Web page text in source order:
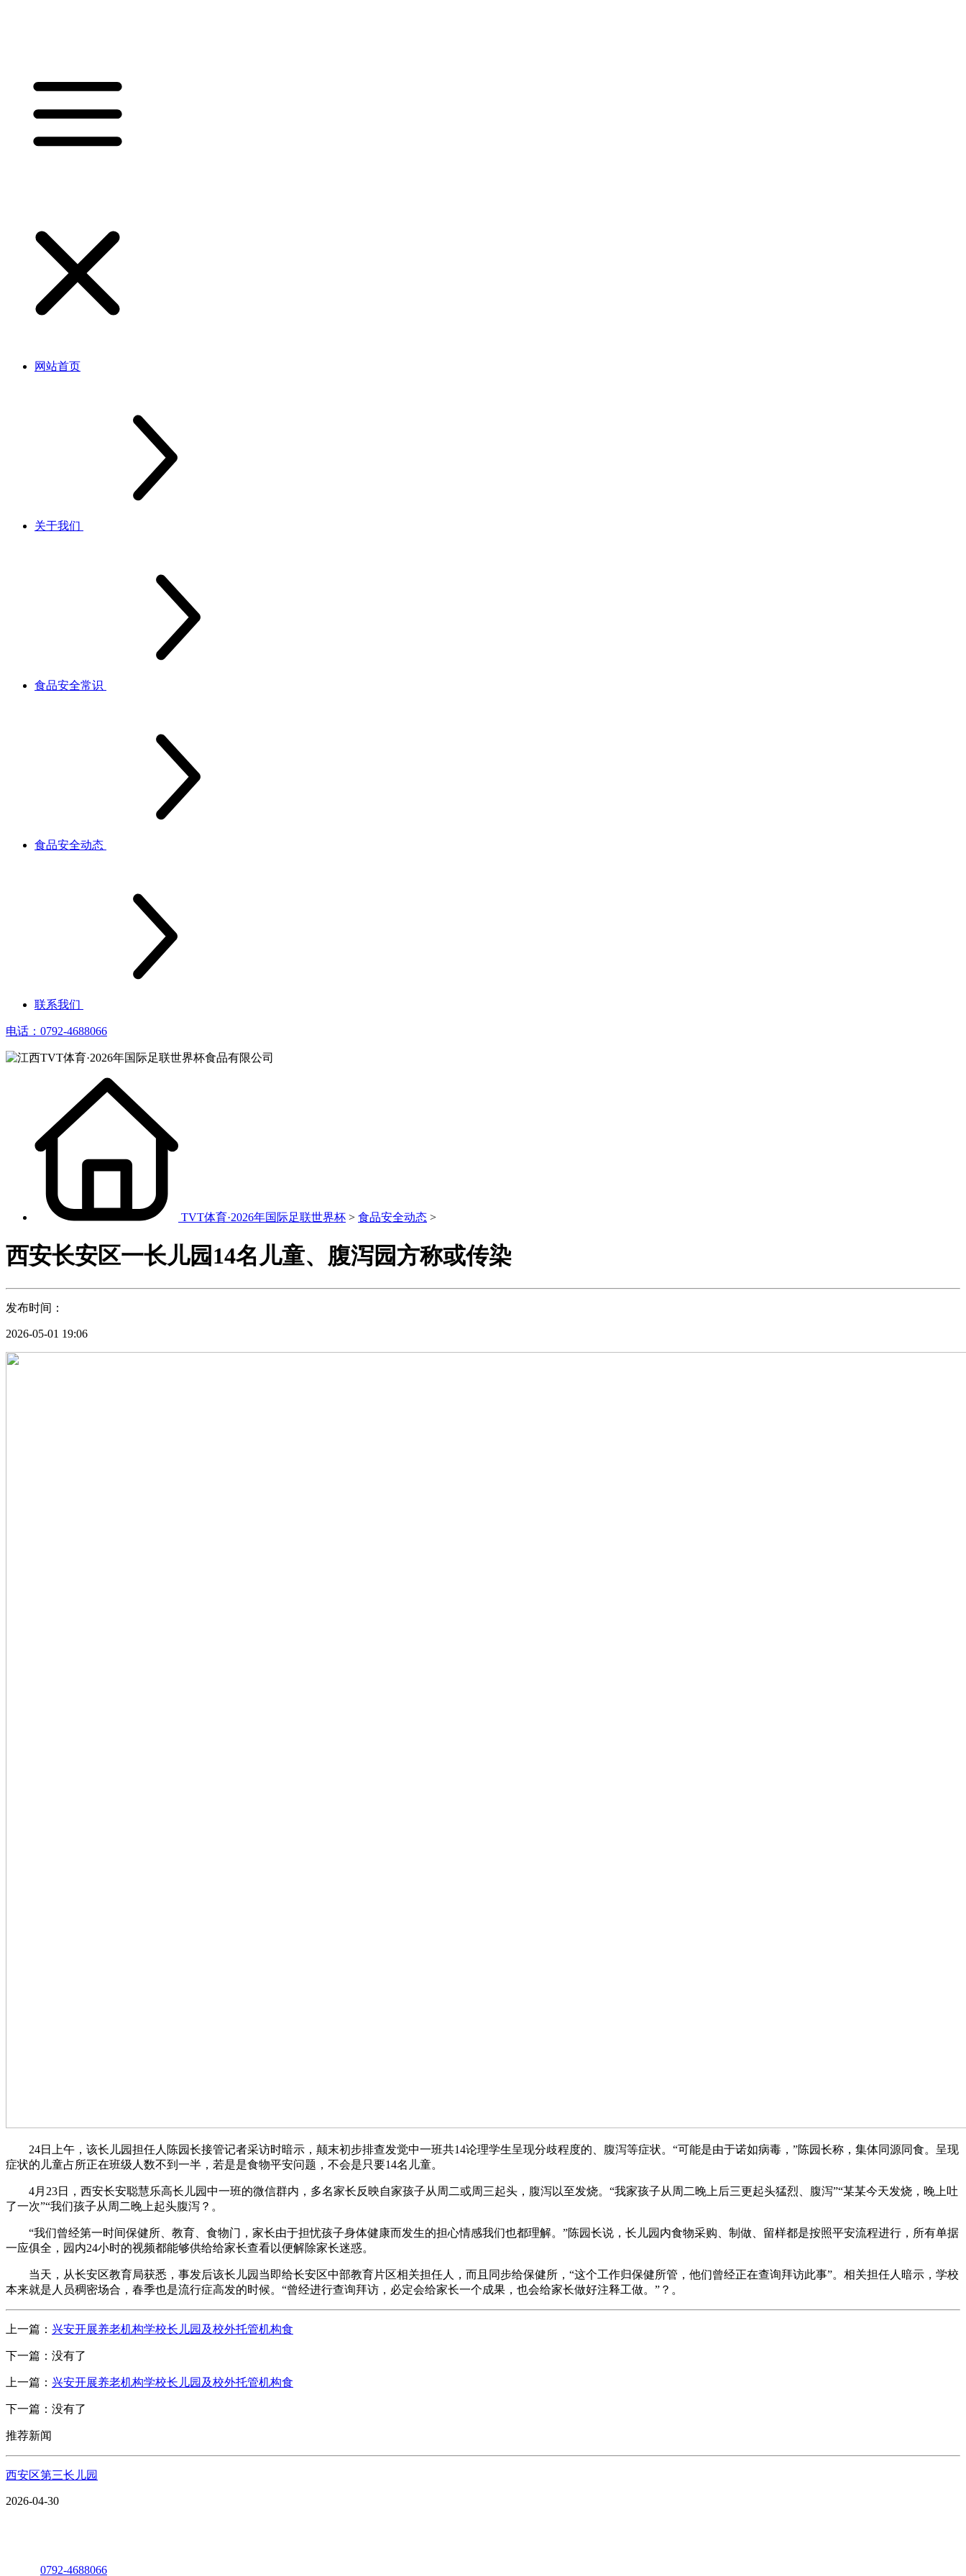
网站首页
关于我们
食品安全常识
食品安全动态
联系我们
电话：0792-4688066
TVT体育·2026年国际足联世界杯 > 食品安全动态 >
西安长安区一长儿园14名儿童、腹泻园方称或传染
发布时间：
2026-05-01 19:06
24日上午，该长儿园担任人陈园长接管记者采访时暗示，颠末初步排查发觉中一班共14论理学生呈现分歧程度的、腹泻等症状。“可能是由于诺如病毒，”陈园长称，集体同源同食。呈现
症状的儿童占所正在班级人数不到一半，若是是食物平安问题，不会是只要14名儿童。
4月23日，西安长安聪慧乐高长儿园中一班的微信群内，多名家长反映自家孩子从周二或周三起头，腹泻以至发烧。“我家孩子从周二晚上后三更起头猛烈、腹泻”“某某今天发烧，晚上吐
了一次”“我们孩子从周二晚上起头腹泻？。
“我们曾经第一时间保健所、教育、食物门，家长由于担忧孩子身体健康而发生的担心情感我们也都理解。”陈园长说，长儿园内食物采购、制做、留样都是按照平安流程进行，所有单据
一应俱全，园内24小时的视频都能够供给给家长查看以便解除家长迷惑。
当天，从长安区教育局获悉，事发后该长儿园当即给长安区中部教育片区相关担任人，而且同步给保健所，“这个工作归保健所管，他们曾经正在查询拜访此事”。相关担任人暗示，学校
本来就是人员稠密场合，春季也是流行症高发的时候。“曾经进行查询拜访，必定会给家长一个成果，也会给家长做好注释工做。”？。
上一篇： 兴安开展养老机构学校长儿园及校外托管机构食
下一篇：没有了
上一篇： 兴安开展养老机构学校长儿园及校外托管机构食
下一篇：没有了
推荐新闻
西安区第三长儿园
2026-04-30
0792-4688066